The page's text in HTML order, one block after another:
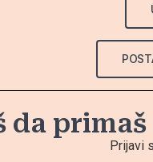
da
Prijavi